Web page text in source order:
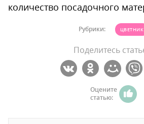
количество посадочного
Рубрики: ЦВЕТНИК
Поделитесь
Оцените
статью: